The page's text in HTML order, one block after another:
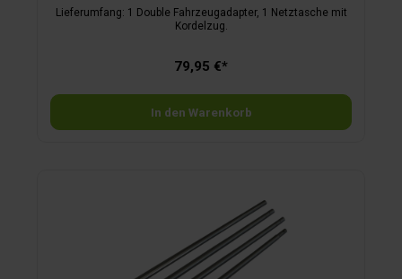
Lieferumfang: 1 Double Fahrzeugadapter, 1 Netztasche mit
Kordelzug.
79,95 €*
In den Warenkorb